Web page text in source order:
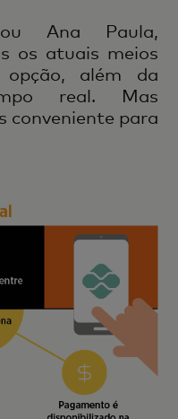
Ana Paula,
os atuais meios
além da
real. Mas
conveniente para